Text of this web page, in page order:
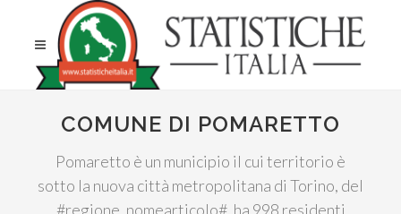
COMUNE DI POMARETTO
Pomaretto è un municipio il cui territorio è
sotto la nuova città metropolitana di Torino, del
#regione_nomearticolo#, ha 998 residenti